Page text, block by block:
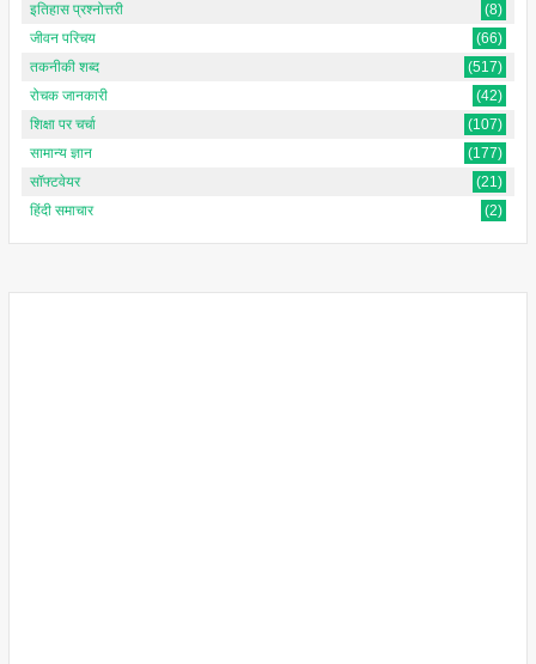
इतिहास प्रश्नोत्तरी
(8)
जीवन परिचय
(66)
तकनीकी शब्द
(517)
रोचक जानकारी
(42)
शिक्षा पर चर्चा
(107)
सामान्य ज्ञान
(177)
सॉफ्टवेयर
(21)
हिंदी समाचार
(2)